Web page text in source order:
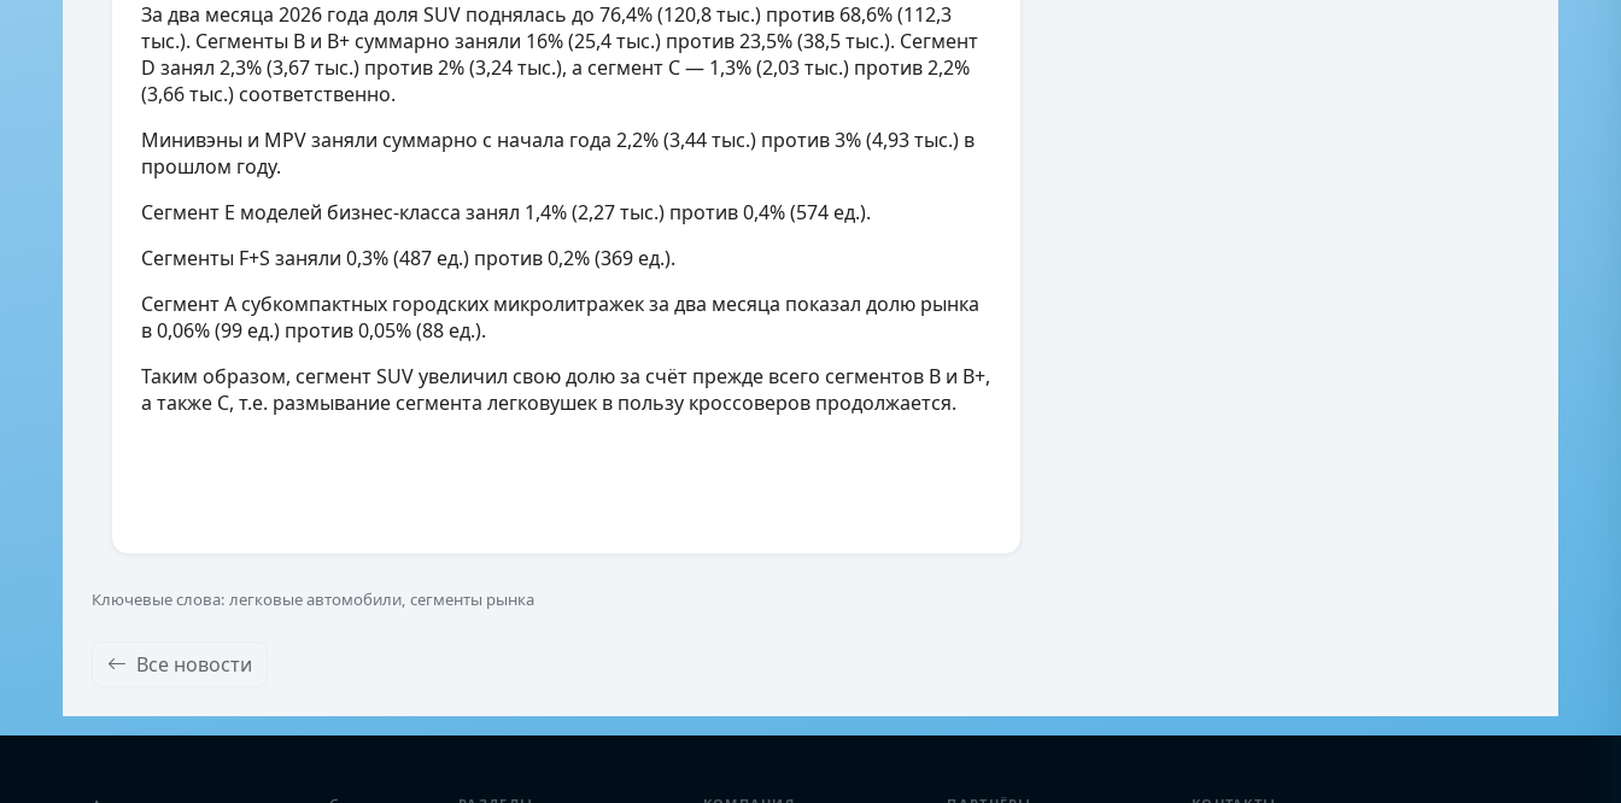
За два месяца 2026 года доля SUV поднялась до 76,4% (120,8 тыс.) против 68,6% (112,3
тыс.). Сегменты B и B+ суммарно заняли 16% (25,4 тыс.) против 23,5% (38,5 тыс.). Сегмент
D занял 2,3% (3,67 тыс.) против 2% (3,24 тыс.), а сегмент С — 1,3% (2,03 тыс.) против 2,2%
(3,66 тыс.) соответственно.
Минивэны и MPV заняли суммарно с начала года 2,2% (3,44 тыс.) против 3% (4,93 тыс.) в
прошлом году.
Сегмент Е моделей бизнес-класса занял 1,4% (2,27 тыс.) против 0,4% (574 ед.).
Сегменты F+S заняли 0,3% (487 ед.) против 0,2% (369 ед.).
Сегмент А субкомпактных городских микролитражек за два месяца показал долю рынка
в 0,06% (99 ед.) против 0,05% (88 ед.).
Таким образом, сегмент SUV увеличил свою долю за счёт прежде всего сегментов B и B+,
а также С, т.е. размывание сегмента легковушек в пользу кроссоверов продолжается.
Ключевые слова: легковые автомобили, сегменты рынка
Все новости